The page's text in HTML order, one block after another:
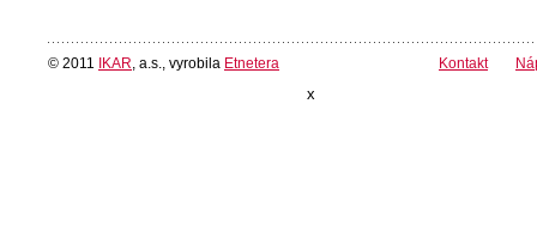
© 2011 IKAR , a.s., vyrobila Etnetera Kontakt
x